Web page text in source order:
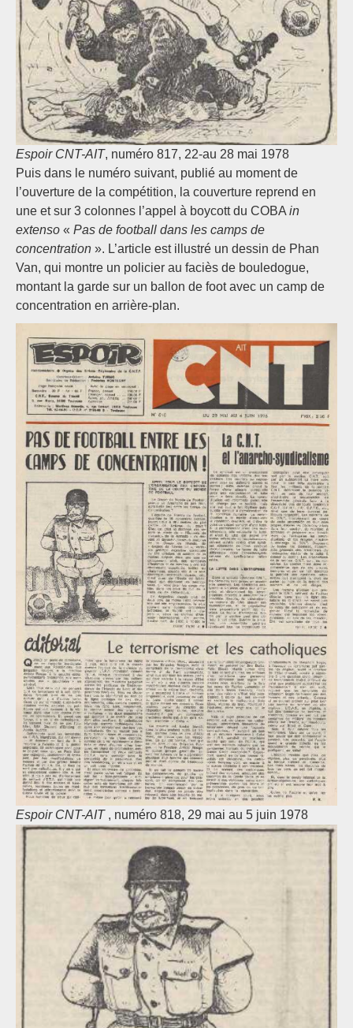
Espoir CNT-AIT, numéro 817, 22-au 28 mai 1978
Puis dans le numéro suivant, publié au moment de
l’ouverture de la compétition, la couverture reprend en
une et sur 3 colonnes l’appel à boycott du COBA in
extenso « Pas de football dans les camps de
concentration ». L’article est illustré un dessin de Phan
Van, qui montre un policier au faciès de bouledogue,
montant la garde sur un ballon de foot avec un camp de
concentration en arrière-plan.
Espoir CNT-AIT, numéro 818, 29 mai au 5 juin 1978